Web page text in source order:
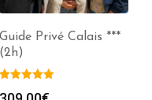
Guide Privé Calais ***
(2h)